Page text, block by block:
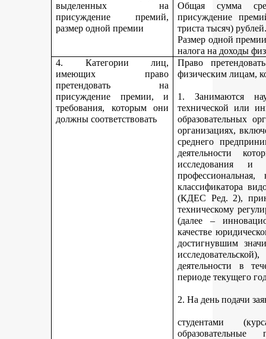
выделенных на
присуждение премий,
размер одной премии
Общая сумма
присуждение
триста тысяч)
Размер одной
налога на доходы
4. Категории лиц,
имеющих право
претендовать на
присуждение премии, и
требования, которым они
должны соответствовать
Право
физическим лицам,
1. Занимаются
технической или
образовательных
организациях,
среднего
деятельности
исследования и
классификатора
(КДЕС Ред. 2),
техническому
(далее –
качестве
достигнувшим
деятельности в
периоде текущего
2. На день подачи
студентами
образовательные